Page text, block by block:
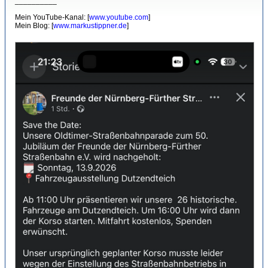
Mein YouTube-Kanal: [www.youtube.com]
Mein Blog: [www.markustippner.de]